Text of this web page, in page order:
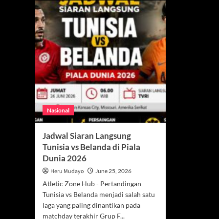
Nasional
Jadwal Siaran Langsung
Tunisia vs Belanda di Piala
Dunia 2026
Heru Mudayo June 25, 2026
Atletic Zone Hub - Pertandingan
Tunisia vs Belanda menjadi salah satu
laga yang paling dinantikan pada
matchday terakhir Grup F...